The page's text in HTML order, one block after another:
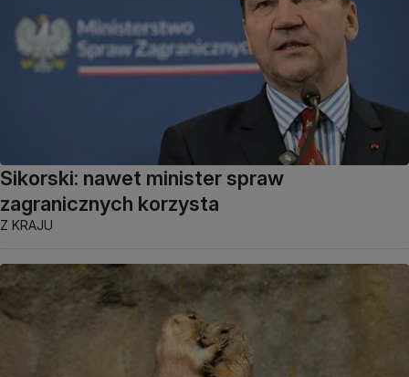
Sikorski: nawet minister spraw
zagranicznych korzysta
Z KRAJU